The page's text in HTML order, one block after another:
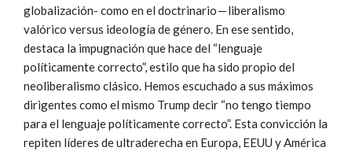
globalización- como en el doctrinario — liberalismo
valórico versus ideología de género. En ese sentido,
destaca la impugnación que hace del “lenguaje
políticamente correcto”, estilo que ha sido propio del
neoliberalismo clásico. Hemos escuchado a sus máximos
dirigentes como el mismo Trump decir “no tengo tiempo
para el lenguaje políticamente correcto”. Esta convicción la
repiten líderes de ultraderecha en Europa, EEUU y América